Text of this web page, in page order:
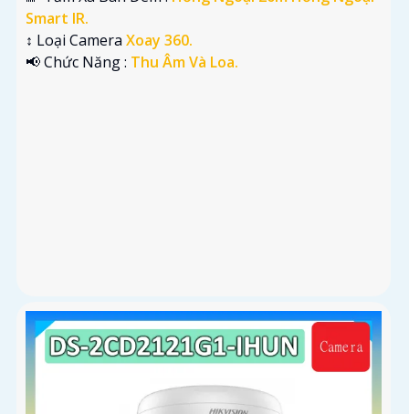
Smart IR.
↕️ Loại Camera Xoay 360.
️📢 Chức Năng : Thu Âm Và Loa.